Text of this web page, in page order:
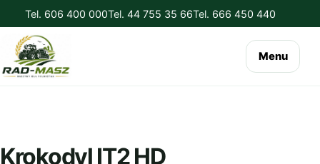
Tel. 606 400 000Tel. 44 755 35 66Tel. 666 450 440
Menu
Krokodyl IT2 HD